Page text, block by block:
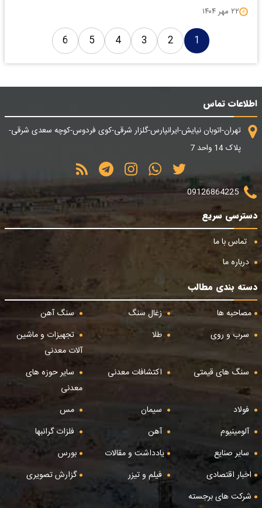
۲۲ مهر ۱۴۰۴
1
2
3
4
5
6
اطلاعات تماس
تهران-اتوبان نیایش-ایرانپارس-گلزار شرقی-کوی فردوس-کوچه سعدی شرقی-
پلاک 14 واحد 7
09126864225
دسترسی سریع
تماس با ما
درباره ما
دسته بندی مطالب
مصاحبه ها
زغال سنگ
سنگ آهن
سرب و روی
طلا
تجهیزات و ماشین
آلات معدنی
سنگ های قیمتی
اکتشافات معدنی
سایر حوزه های
معدنی
فولاد
سیمان
مس
آلومینیوم
آهن
فلزات گرانبها
سایر صنایع
یادداشت و مقالات
بورس
اخبار اقتصادی
فیلم و تیزر
گزارش تصویری
شرکت های برجسته